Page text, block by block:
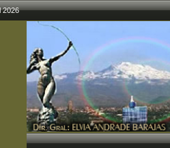
2026